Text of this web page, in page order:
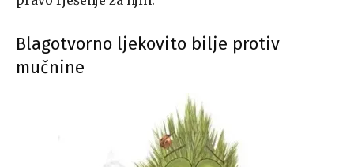
Blagotvorno ljekovito bilje protiv
mučnine